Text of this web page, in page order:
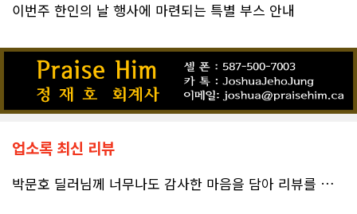
이번주 한인의 날 행사에 마련되는 특별 부스 안내
업소록 최신 리뷰
박문호 딜러님께 너무나도 감사한 마음을 담아 리뷰를 남깁니다.